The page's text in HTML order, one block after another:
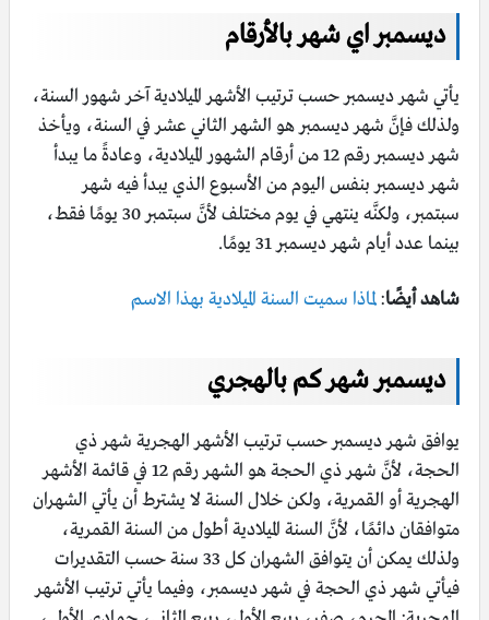
ديسمبر اي شهر بالأرقام
يأتي شهر ديسمبر حسب ترتيب الأشهر الميلادية آخر شهور السنة،
ولذلك فإنَّ شهر ديسمبر هو الشهر الثاني عشر في السنة، ويأخذ
شهر ديسمبر رقم 12 من أرقام الشهور الميلادية، وعادةً ما يبدأ
شهر ديسمبر بنفس اليوم من الأسبوع الذي يبدأ فيه شهر
سبتمبر، ولكنَّه ينتهي في يوم مختلف لأنَّ سبتمبر 30 يومًا فقط،
بينما عدد أيام شهر ديسمبر 31 يومًا.
شاهد أيضًا:لماذا سميت السنة الميلادية بهذا الاسم
ديسمبر شهر كم بالهجري
يوافق شهر ديسمبر حسب ترتيب الأشهر الهجرية شهر ذي
الحجة، لأنَّ شهر ذي الحجة هو الشهر رقم 12 في قائمة الأشهر
الهجرية أو القمرية، ولكن خلال السنة لا يشترط أن يأتي الشهران
متوافقان دائمًا، لأنَّ السنة الميلادية أطول من السنة القمرية،
ولذلك يمكن أن يتوافق الشهران كل 33 سنة حسب التقديرات
فيأتي شهر ذي الحجة في شهر ديسمبر، وفيما يأتي ترتيب الأشهر